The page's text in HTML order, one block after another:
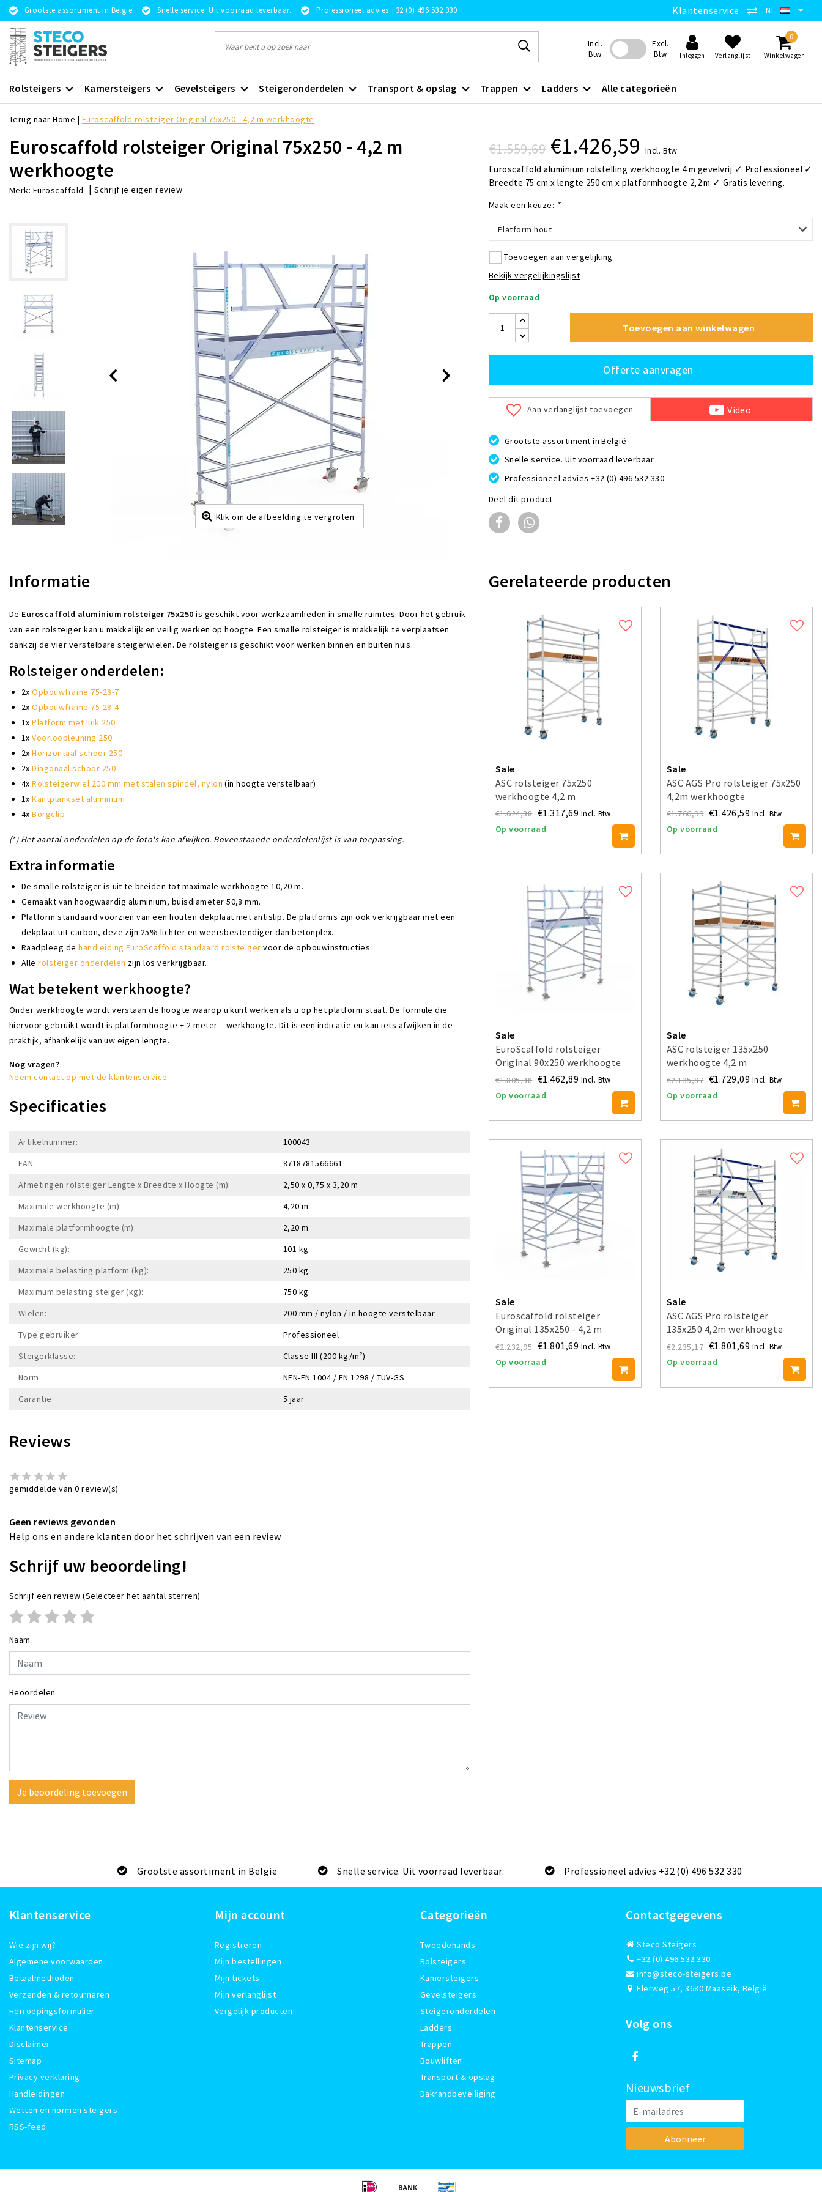
Grootste assortiment in België Snelle service. Uit voorraad leverbaar. Professioneel advies +32 (0) 496 532 330 Klantenservice NL
Incl.
Btw
Excl.
Btw
Inloggen Verlanglijst
0
Winkelwagen
Rolsteigers Kamersteigers Gevelsteigers Steigeronderdelen Transport & opslag Trappen Ladders Alle categorieën
Terug naar Home | Euroscaffold rolsteiger Original 75x250 - 4,2 m werkhoogte
Euroscaffold rolsteiger Original 75x250 - 4,2 m
werkhoogte
Merk: Euroscaffold |Schrijf je eigen review
Klik om de afbeelding te vergroten
€1.559,69 €1.426,59 Incl. Btw
Euroscaffold aluminium rolstelling werkhoogte 4 m gevelvrij ✓ Professioneel ✓
Breedte 75 cm x lengte 250 cm x platformhoogte 2,2 m ✓ Gratis levering.
Maak een keuze: *
Platform hout
Toevoegen aan vergelijking
Bekijk vergelijkingslijst
Op voorraad
Toevoegen aan winkelwagen
Offerte aanvragen
Aan verlanglijst toevoegen Video
Grootste assortiment in België
Snelle service. Uit voorraad leverbaar.
Professioneel advies +32 (0) 496 532 330
Deel dit product
Informatie
De Euroscaffold aluminium rolsteiger 75x250 is geschikt voor werkzaamheden in smalle ruimtes. Door het gebruik
van een rolsteiger kan u makkelijk en veilig werken op hoogte. Een smalle rolsteiger is makkelijk te verplaatsen
dankzij de vier verstelbare steigerwielen. De rolsteiger is geschikt voor werken binnen en buiten huis.
Rolsteiger onderdelen:
2xOpbouwframe 75-28-7
2xOpbouwframe 75-28-4
1xPlatform met luik 250
1xVoorloopleuning 250
2xHorizontaal schoor 250
2xDiagonaal schoor 250
4xRolsteigerwiel 200 mm met stalen spindel, nylon (in hoogte verstelbaar)
1xKantplankset aluminium
4xBorgclip
(*) Het aantal onderdelen op de foto's kan afwijken. Bovenstaande onderdelenlijst is van toepassing.
Extra informatie
De smalle rolsteiger is uit te breiden tot maximale werkhoogte 10,20 m.
Gemaakt van hoogwaardig aluminium, buisdiameter 50,8 mm.
Platform standaard voorzien van een houten dekplaat met antislip. De platforms zijn ook verkrijgbaar met een
dekplaat uit carbon, deze zijn 25% lichter en weersbestendiger dan betonplex.
Raadpleeg dehandleiding EuroScaffold standaard rolsteiger voor de opbouwinstructies.
Allerolsteiger onderdelen zijn los verkrijgbaar.
Wat betekent werkhoogte?
Onder werkhoogte wordt verstaan de hoogte waarop u kunt werken als u op het platform staat. De formule die
hiervoor gebruikt wordt is platformhoogte + 2 meter = werkhoogte. Dit is een indicatie en kan iets afwijken in de
praktijk, afhankelijk van uw eigen lengte.
Nog vragen?
Neem contact op met de klantenservice
Specificaties
Artikelnummer:
100043
EAN:
8718781566661
Afmetingen rolsteiger Lengte x Breedte x Hoogte (m):
2,50 x 0,75 x 3,20 m
Maximale werkhoogte (m):
4,20 m
Maximale platformhoogte (m):
2,20 m
Gewicht (kg):
101 kg
Maximale belasting platform (kg):
250 kg
Maximum belasting steiger (kg):
750 kg
Wielen:
200 mm / nylon / in hoogte verstelbaar
Type gebruiker:
Professioneel
Steigerklasse:
Classe III (200 kg/m²)
Norm:
NEN-EN 1004 / EN 1298 / TUV-GS
Garantie:
5 jaar
Reviews
gemiddelde van 0 review(s)
Geen reviews gevonden
Help ons en andere klanten door het schrijven van een review
Schrijf uw beoordeling!
Schrijf een review (Selecteer het aantal sterren)
Naam
Beoordelen
Je beoordeling toevoegen
Gerelateerde producten
Sale
ASC rolsteiger 75x250
werkhoogte 4,2 m
€1.624,38 €1.317,69 Incl. Btw
Op voorraad
Sale
ASC AGS Pro rolsteiger 75x250
4,2m werkhoogte
voorloopleuning enkel
€1.766,99 €1.426,59 Incl. Btw
Op voorraad
Sale
EuroScaffold rolsteiger
Original 90x250 werkhoogte
4,2 m
€1.805,38 €1.462,89 Incl. Btw
Op voorraad
Sale
ASC rolsteiger 135x250
werkhoogte 4,2 m
€2.135,87 €1.729,09 Incl. Btw
Op voorraad
Sale
Euroscaffold rolsteiger
Original 135x250 - 4,2 m
werkhoogte
€2.232,95 €1.801,69 Incl. Btw
Op voorraad
Sale
ASC AGS Pro rolsteiger
135x250 4,2m werkhoogte
voorloopleuning enkel
€2.235,17 €1.801,69 Incl. Btw
Op voorraad
Grootste assortiment in België Snelle service. Uit voorraad leverbaar. Professioneel advies +32 (0) 496 532 330
Klantenservice
Wie zijn wij?
Algemene voorwaarden
Betaalmethoden
Verzenden & retourneren
Herroepingsformulier
Klantenservice
Disclaimer
Sitemap
Privacy verklaring
Handleidingen
Wetten en normen steigers
RSS-feed
Mijn account
Registreren
Mijn bestellingen
Mijn tickets
Mijn verlanglijst
Vergelijk producten
Categorieën
Tweedehands
Rolsteigers
Kamersteigers
Gevelsteigers
Steigeronderdelen
Ladders
Trappen
Bouwliften
Transport & opslag
Dakrandbeveiliging
Contactgegevens
Steco Steigers
+32 (0) 496 532 330
info@steco-steigers.be
Elerweg 57, 3680 Maaseik, België
Volg ons
Nieuwsbrief
Abonneer